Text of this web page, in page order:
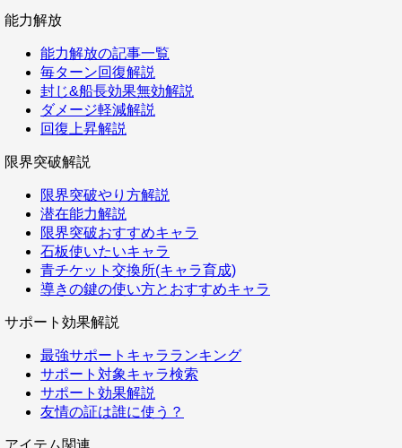
能力解放
能力解放の記事一覧
毎ターン回復解説
封じ&船長効果無効解説
ダメージ軽減解説
回復上昇解説
限界突破解説
限界突破やり方解説
潜在能力解説
限界突破おすすめキャラ
石板使いたいキャラ
青チケット交換所(キャラ育成)
導きの鍵の使い方とおすすめキャラ
サポート効果解説
最強サポートキャラランキング
サポート対象キャラ検索
サポート効果解説
友情の証は誰に使う？
アイテム関連